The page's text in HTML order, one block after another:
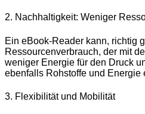
2. Nachhaltigkeit: Weniger
Ein eBook-Reader kann, richtig
Ressourcenverbrauch, der mit
weniger Energie für den Druck
ebenfalls Rohstoffe und Energie
3. Flexibilität und Mobilität